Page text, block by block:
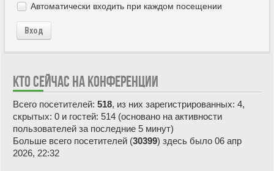
Автоматически входить при каждом посещении
Вход
КТО СЕЙЧАС НА КОНФЕРЕНЦИИ
Всего посетителей: 518, из них зарегистрированных: 4,
скрытых: 0 и гостей: 514 (основано на активности
пользователей за последние 5 минут)
Больше всего посетителей (30399) здесь было 06 апр
2026, 22:32